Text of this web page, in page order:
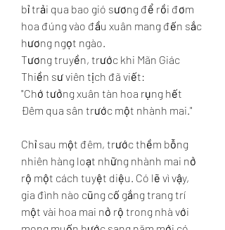
bỉ trải qua bao gió sương để rồi đơm
hoa đúng vào đầu xuân mang đến sắc
hương ngọt ngào.
Tương truyền, trước khi Mãn Giác
Thiền sư viên tịch đã viết:
"Chớ tưởng xuân tàn hoa rụng hết
Đêm qua sân trước một nhành mai."
Chỉ sau một đêm, trước thềm bỗng
nhiên hàng loạt những nhành mai nở
rộ một cách tuyệt diệu. Có lẽ vì vậy,
gia đình nào cũng cố gắng trang trí
một vài hoa mai nở rộ trong nhà với